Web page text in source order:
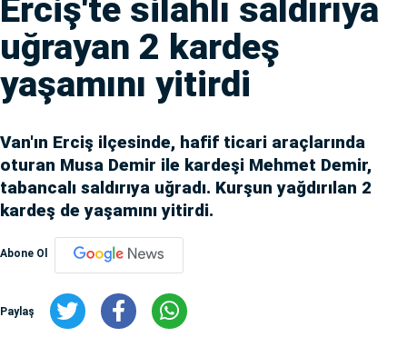
Erciş'te silahlı saldırıya
uğrayan 2 kardeş
yaşamını yitirdi
Van'ın Erciş ilçesinde, hafif ticari araçlarında
oturan Musa Demir ile kardeşi Mehmet Demir,
tabancalı saldırıya uğradı. Kurşun yağdırılan 2
kardeş de yaşamını yitirdi.
Abone Ol
Paylaş